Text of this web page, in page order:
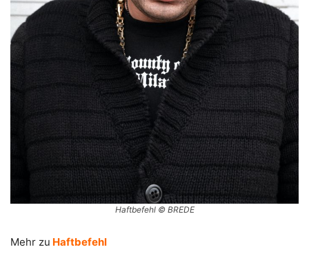
Haftbefehl © BREDE
Mehr zu Haftbefehl